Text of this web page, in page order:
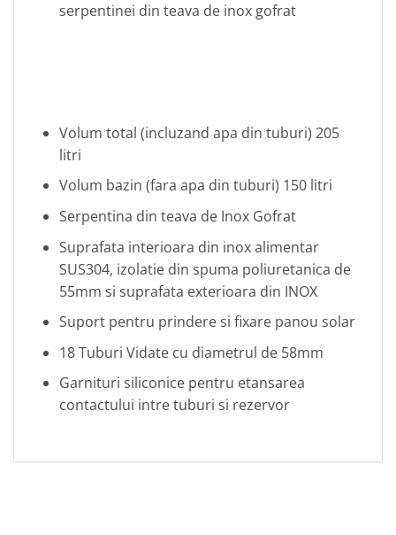
serpentinei din teava de inox gofrat
Volum total (incluzand apa din tuburi) 205
litri
Volum bazin (fara apa din tuburi) 150 litri
Serpentina din teava de Inox Gofrat
Suprafata interioara din inox alimentar
SUS304, izolatie din spuma poliuretanica de
55mm si suprafata exterioara din INOX
Suport pentru prindere si fixare panou solar
18 Tuburi Vidate cu diametrul de 58mm
Garnituri siliconice pentru etansarea
contactului intre tuburi si rezervor